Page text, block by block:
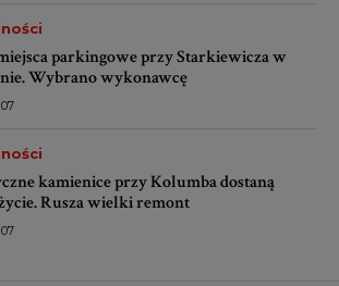
parkingowe przy Starkiewicza w
Wybrano wykonawcę
kamienice przy Kolumba dostaną
Rusza wielki remont